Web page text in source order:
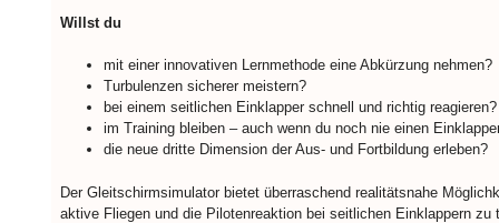
Willst du
mit einer innovativen Lernmethode eine Abkürzung nehmen?
Turbulenzen sicherer meistern?
bei einem seitlichen Einklapper schnell und richtig reagieren?
im Training bleiben – auch wenn du noch nie einen
die neue dritte Dimension der Aus- und Fortbildung erleben?
Der Gleitschirmsimulator bietet überraschend realitätsnahe
aktive Fliegen und die Pilotenreaktion bei seitlichen Einklappern zu